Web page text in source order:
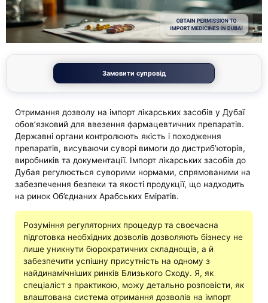
Замовити супровід
Отримання дозволу на імпорт лікарських засобів у Дубаї
обов’язковий для ввезення фармацевтичних препаратів.
Державні органи контролюють якість і походження
препаратів, висуваючи суворі вимоги до дистриб’юторів,
виробників та документації. Імпорт лікарських засобів до
Дубая регулюється суворими нормами, спрямованими на
забезпечення безпеки та якості продукції, що надходить
на ринок Об’єднаних Арабських Еміратів.
Розуміння регуляторних процедур та своєчасна
підготовка необхідних дозволів дозволяють бізнесу не
лише уникнути бюрократичних складнощів, а й
забезпечити успішну присутність на одному з
найдинамічніших ринків Близького Сходу. Я, як
спеціаліст з практикою, можу детально розповісти, як
влаштована система отримання дозволів на імпорт